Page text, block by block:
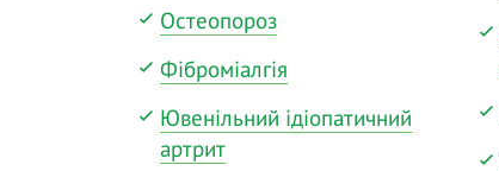
Остеопороз
Фіброміалгія
Ювенільний ідіопатичний
артрит